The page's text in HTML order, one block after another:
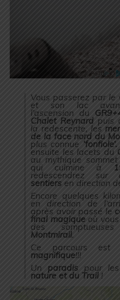
Vous passerez par le
et son lac avant
l’ascension du
Chalet Reynard puis
la redescente, les
de la face nord du
plus connue ‘fonfiole’.
ensuite les lacets du
au mythique
qui culmine à
redescendrez sur
sentiers en direction
Encore quelques
en direction de
après avoir passé le
final magiqueoù
des
Montmirail.
Ce parcours est
magnifique!!!
Un paradis pour les
nature et du Trail !